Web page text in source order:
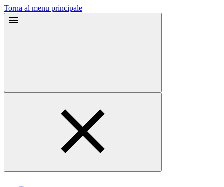
Torna al menu principale